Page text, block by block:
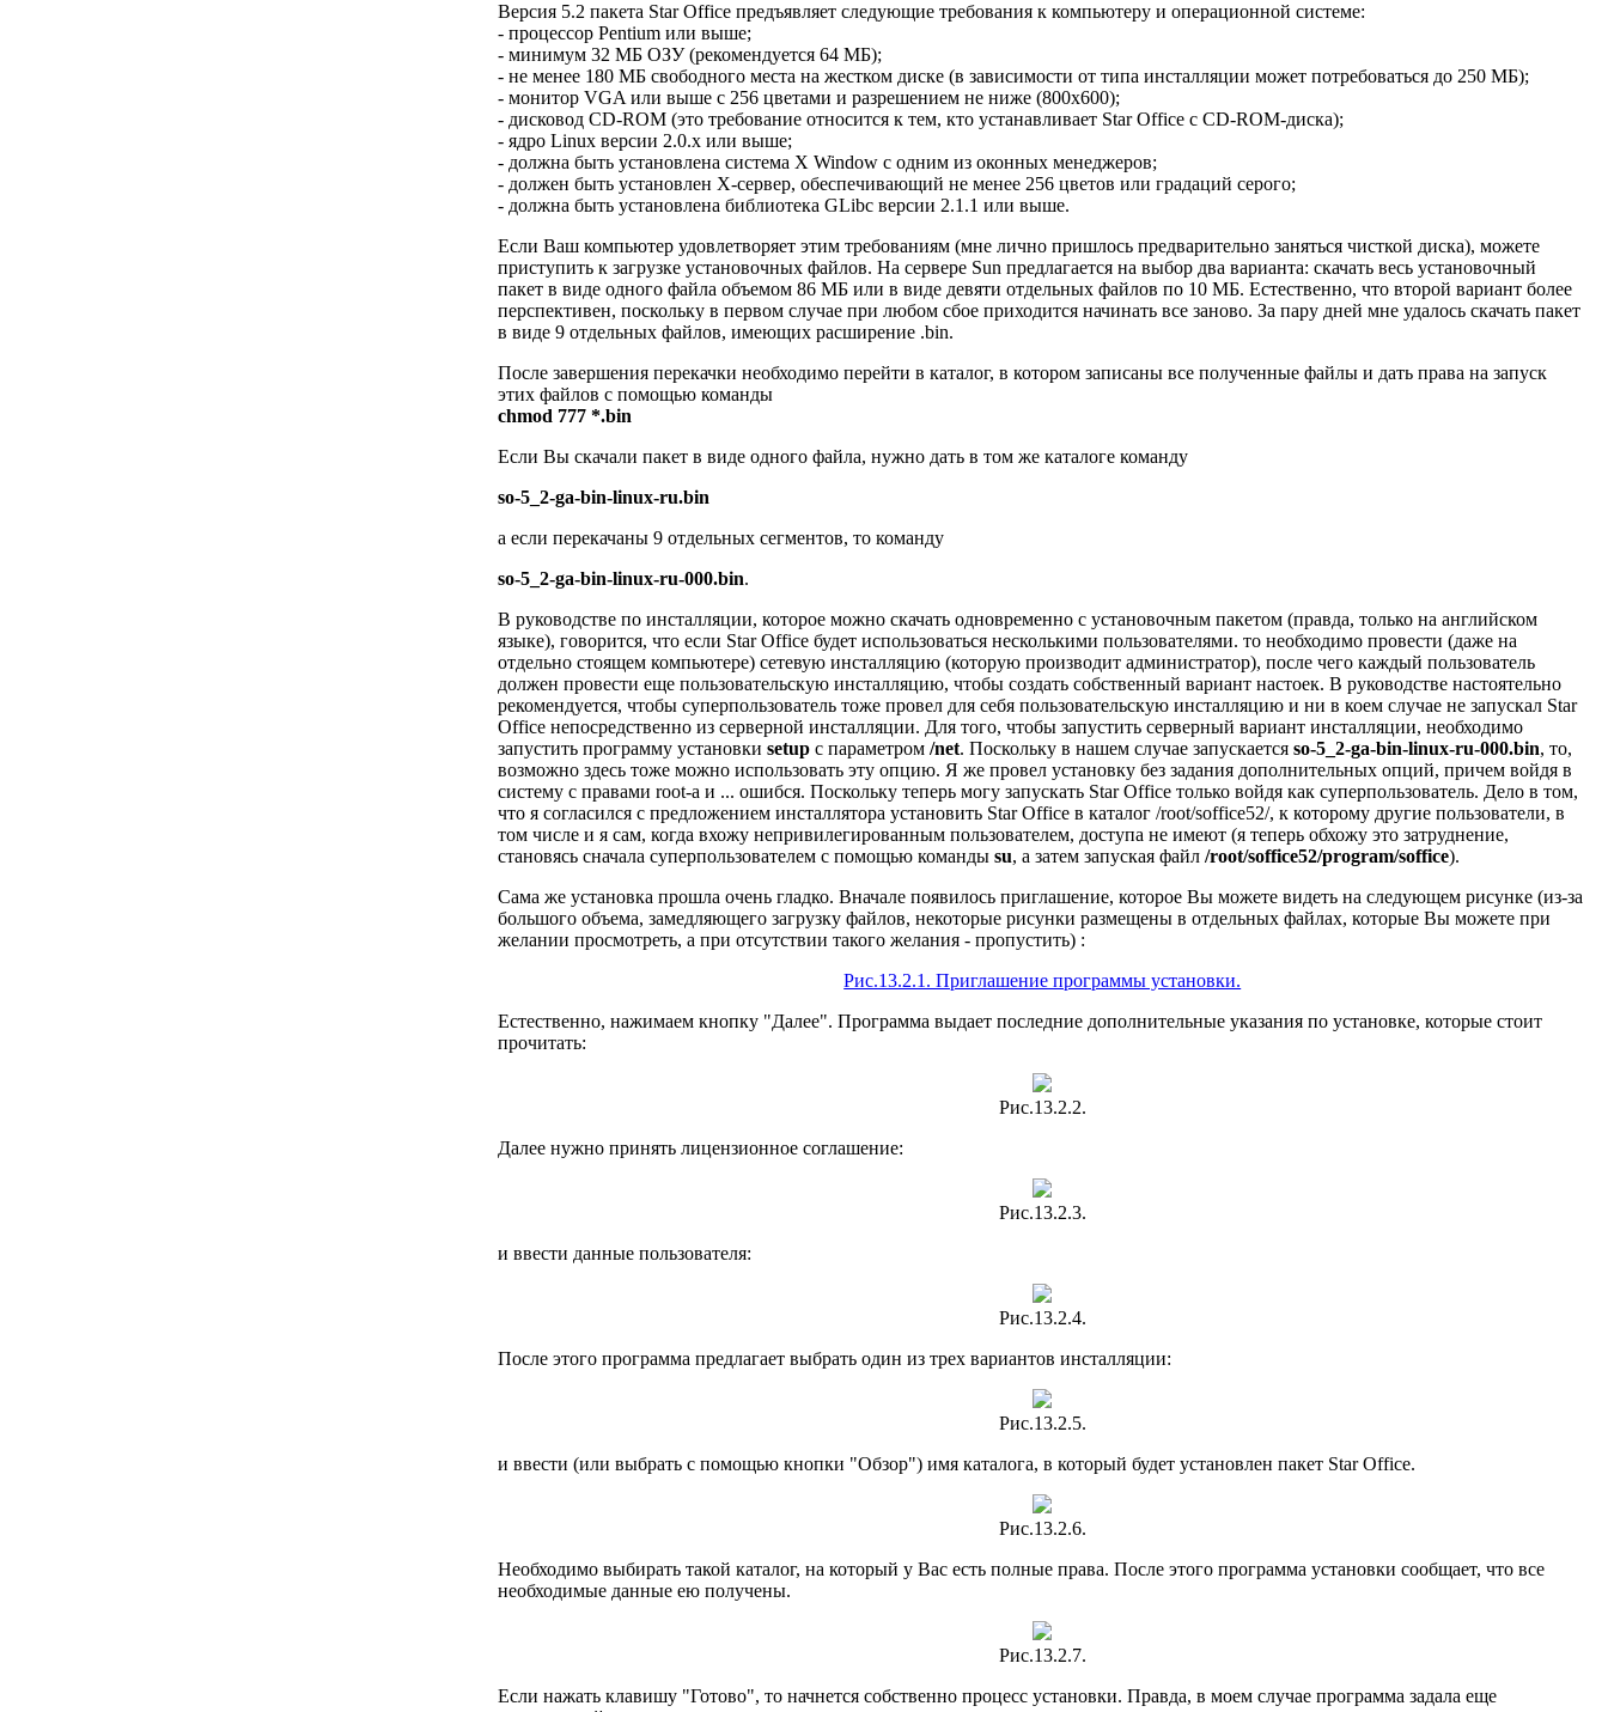
Версия 5.2 пакета Star Office предъявляет следующие требования к компьютеру и операционной системе:
- процессор Pentium или выше;
- минимум 32 МБ ОЗУ (рекомендуется 64 МБ);
- не менее 180 МБ свободного места на жестком диске (в зависимости от типа инсталляции может потребоваться до 250 МБ);
- монитор VGA или выше с 256 цветами и разрешением не ниже (800x600);
- дисковод CD-ROM (это требование относится к тем, кто устанавливает Star Office с CD-ROM-диска);
- ядро Linux версии 2.0.х или выше;
- должна быть установлена система X Window с одним из оконных менеджеров;
- должен быть установлен X-сервер, обеспечивающий не менее 256 цветов или градаций серого;
- должна быть установлена библиотека GLibc версии 2.1.1 или выше.
Если Ваш компьютер удовлетворяет этим требованиям (мне лично пришлось предварительно заняться чисткой диска), можете
приступить к загрузке установочных файлов. На сервере Sun предлагается на выбор два варианта: скачать весь установочный
пакет в виде одного файла объемом 86 МБ или в виде девяти отдельных файлов по 10 МБ. Естественно, что второй вариант более
перспективен, поскольку в первом случае при любом сбое приходится начинать все заново. За пару дней мне удалось скачать пакет
в виде 9 отдельных файлов, имеющих расширение .bin.
После завершения перекачки необходимо перейти в каталог, в котором записаны все полученные файлы и дать права на запуск
этих файлов с помощью команды
chmod 777 *.bin
Если Вы скачали пакет в виде одного файла, нужно дать в том же каталоге команду
so-5_2-ga-bin-linux-ru.bin
а если перекачаны 9 отдельных сегментов, то команду
so-5_2-ga-bin-linux-ru-000.bin.
В руководстве по инсталляции, которое можно скачать одновременно с установочным пакетом (правда, только на английском
языке), говорится, что если Star Office будет использоваться несколькими пользователями. то необходимо провести (даже на
отдельно стоящем компьютере) сетевую инсталляцию (которую производит администратор), после чего каждый пользователь
должен провести еще пользовательскую инсталляцию, чтобы создать собственный вариант настоек. В руководстве настоятельно
рекомендуется, чтобы суперпользователь тоже провел для себя пользовательскую инсталляцию и ни в коем случае не запускал Star
Office непосредственно из серверной инсталляции. Для того, чтобы запустить серверный вариант инсталляции, необходимо
запустить программу установкиsetup с параметром/net. Поскольку в нашем случае запускаетсяso-5_2-ga-bin-linux-ru-000.bin, то,
возможно здесь тоже можно использовать эту опцию. Я же провел установку без задания дополнительных опций, причем войдя в
систему с правами root-а и ... ошибся. Поскольку теперь могу запускать Star Office только войдя как суперпользователь. Дело в том,
что я согласился с предложением инсталлятора установить Star Office в каталог /root/soffice52/, к которому другие пользователи, в
том числе и я сам, когда вхожу непривилегированным пользователем, доступа не имеют (я теперь обхожу это затруднение,
становясь сначала суперпользователем с помощью командыsu, а затем запуская файл/root/soffice52/program/soffice).
Сама же установка прошла очень гладко. Вначале появилось приглашение, которое Вы можете видеть на следующем рисунке (из-за
большого объема, замедляющего загрузку файлов, некоторые рисунки размещены в отдельных файлах, которые Вы можете при
желании просмотреть, а при отсутствии такого желания - пропустить) :
Рис.13.2.1. Приглашение программы установки.
Естественно, нажимаем кнопку "Далее". Программа выдает последние дополнительные указания по установке, которые стоит
прочитать:
Рис.13.2.2.
Далее нужно принять лицензионное соглашение:
Рис.13.2.3.
и ввести данные пользователя:
Рис.13.2.4.
После этого программа предлагает выбрать один из трех вариантов инсталляции:
Рис.13.2.5.
и ввести (или выбрать с помощью кнопки "Обзор") имя каталога, в который будет установлен пакет Star Office.
Рис.13.2.6.
Необходимо выбирать такой каталог, на который у Вас есть полные права. После этого программа установки сообщает, что все
необходимые данные ею получены.
Рис.13.2.7.
Если нажать клавишу "Готово", то начнется собственно процесс установки. Правда, в моем случае программа задала еще